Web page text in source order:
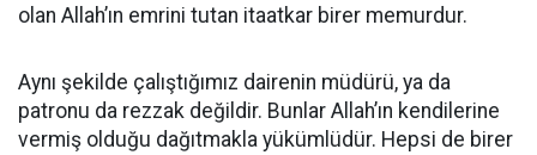
olan Allah’ın emrini tutan itaatkar birer memurdur.
Aynı şekilde çalıştığımız dairenin müdürü, ya da
patronu da rezzak değildir. Bunlar Allah’ın kendilerine
vermiş olduğu dağıtmakla yükümlüdür. Hepsi de birer